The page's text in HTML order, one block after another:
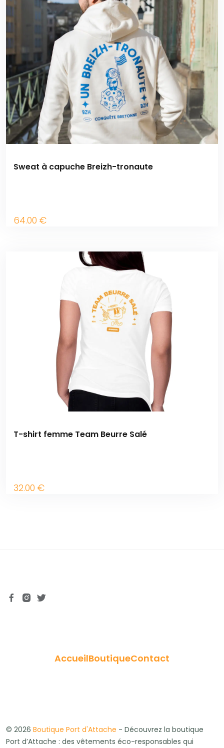
Sweat à capuche Breizh-tronaute
64.00 €
T-shirt femme Team Beurre Salé
32.00 €
AccueilBoutiqueContact
© 2026 Boutique Port d'Attache - Découvrez la boutique
Port d’Attache : des vêtements éco-responsables qui